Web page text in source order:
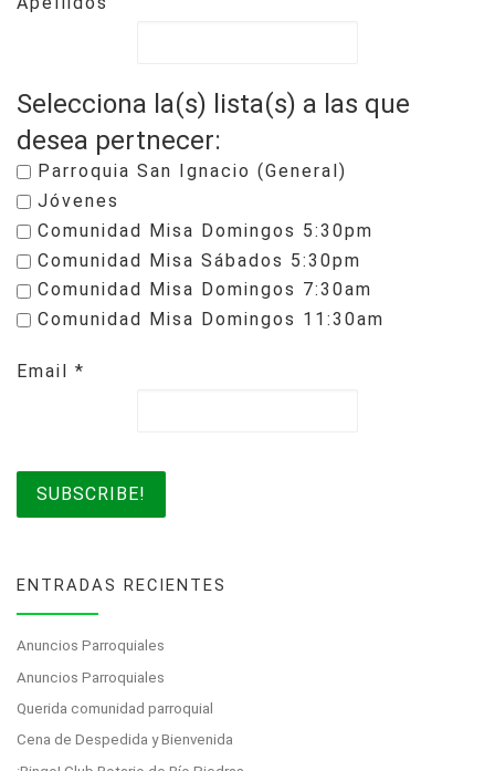
Selecciona la(s) lista(s) a las que
desea pertnecer:
Parroquia San Ignacio (General)
Jóvenes
Comunidad Misa Domingos 5:30pm
Comunidad Misa Sábados 5:30pm
Comunidad Misa Domingos 7:30am
Comunidad Misa Domingos 11:30am
Email *
ENTRADAS RECIENTES
Anuncios Parroquiales
Anuncios Parroquiales
Querida comunidad parroquial
Cena de Despedida y Bienvenida